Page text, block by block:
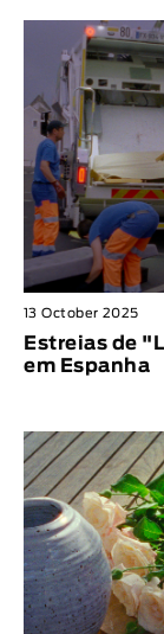
13 October 2025
Estreias de
em Espanha